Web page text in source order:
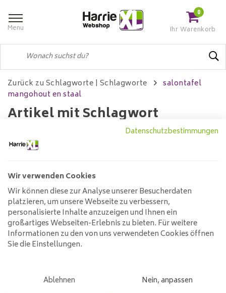
Menu
0
Ihr Warenkorb
Zurück zu Schlagworte | Schlagworte
salontafel
mangohout en staal
Artikel mit Schlagwort
salontafel mangohout en staal
Keine Produkte gefunden!...
Kundendienst
Kategorien
Datenschutzbestimmungen
Wir verwenden Cookies
Wir können diese zur Analyse unserer Besucherdaten
platzieren, um unsere Webseite zu verbessern,
personalisierte Inhalte anzuzeigen und Ihnen ein
großartiges Webseiten-Erlebnis zu bieten. Für weitere
Informationen zu den von uns verwendeten Cookies öffnen
Sie die Einstellungen.
Ablehnen Nein, anpassen